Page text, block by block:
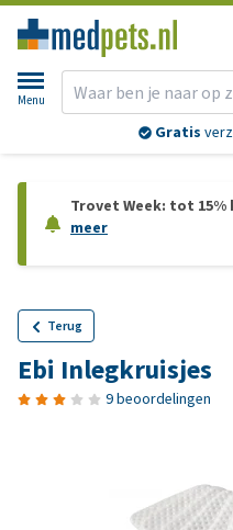
Menu
Gratis
Trovet Week: tot
meer
Terug
Ebi Inlegkruisjes
9 beoordelingen